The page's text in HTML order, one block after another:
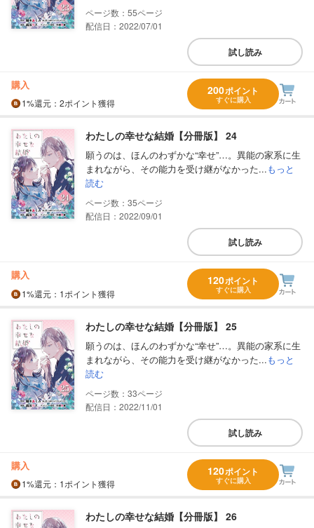
55
配信日：2022/07/01
試し読み
購入
1%還元 ：2ポイント獲得
200ポイント
すぐに購入
わたしの幸せな結婚【分冊版】 24
願うのは、ほんのわずかな“幸せ”…。異能の家系に生
まれながら、その能力を受け継がなかった...もっと
読む
35
配信日：2022/09/01
試し読み
購入
1%還元 ：1ポイント獲得
120ポイント
すぐに購入
わたしの幸せな結婚【分冊版】 25
願うのは、ほんのわずかな“幸せ”…。異能の家系に生
まれながら、その能力を受け継がなかった...もっと
読む
33
配信日：2022/11/01
試し読み
購入
1%還元 ：1ポイント獲得
120ポイント
すぐに購入
わたしの幸せな結婚【分冊版】 26